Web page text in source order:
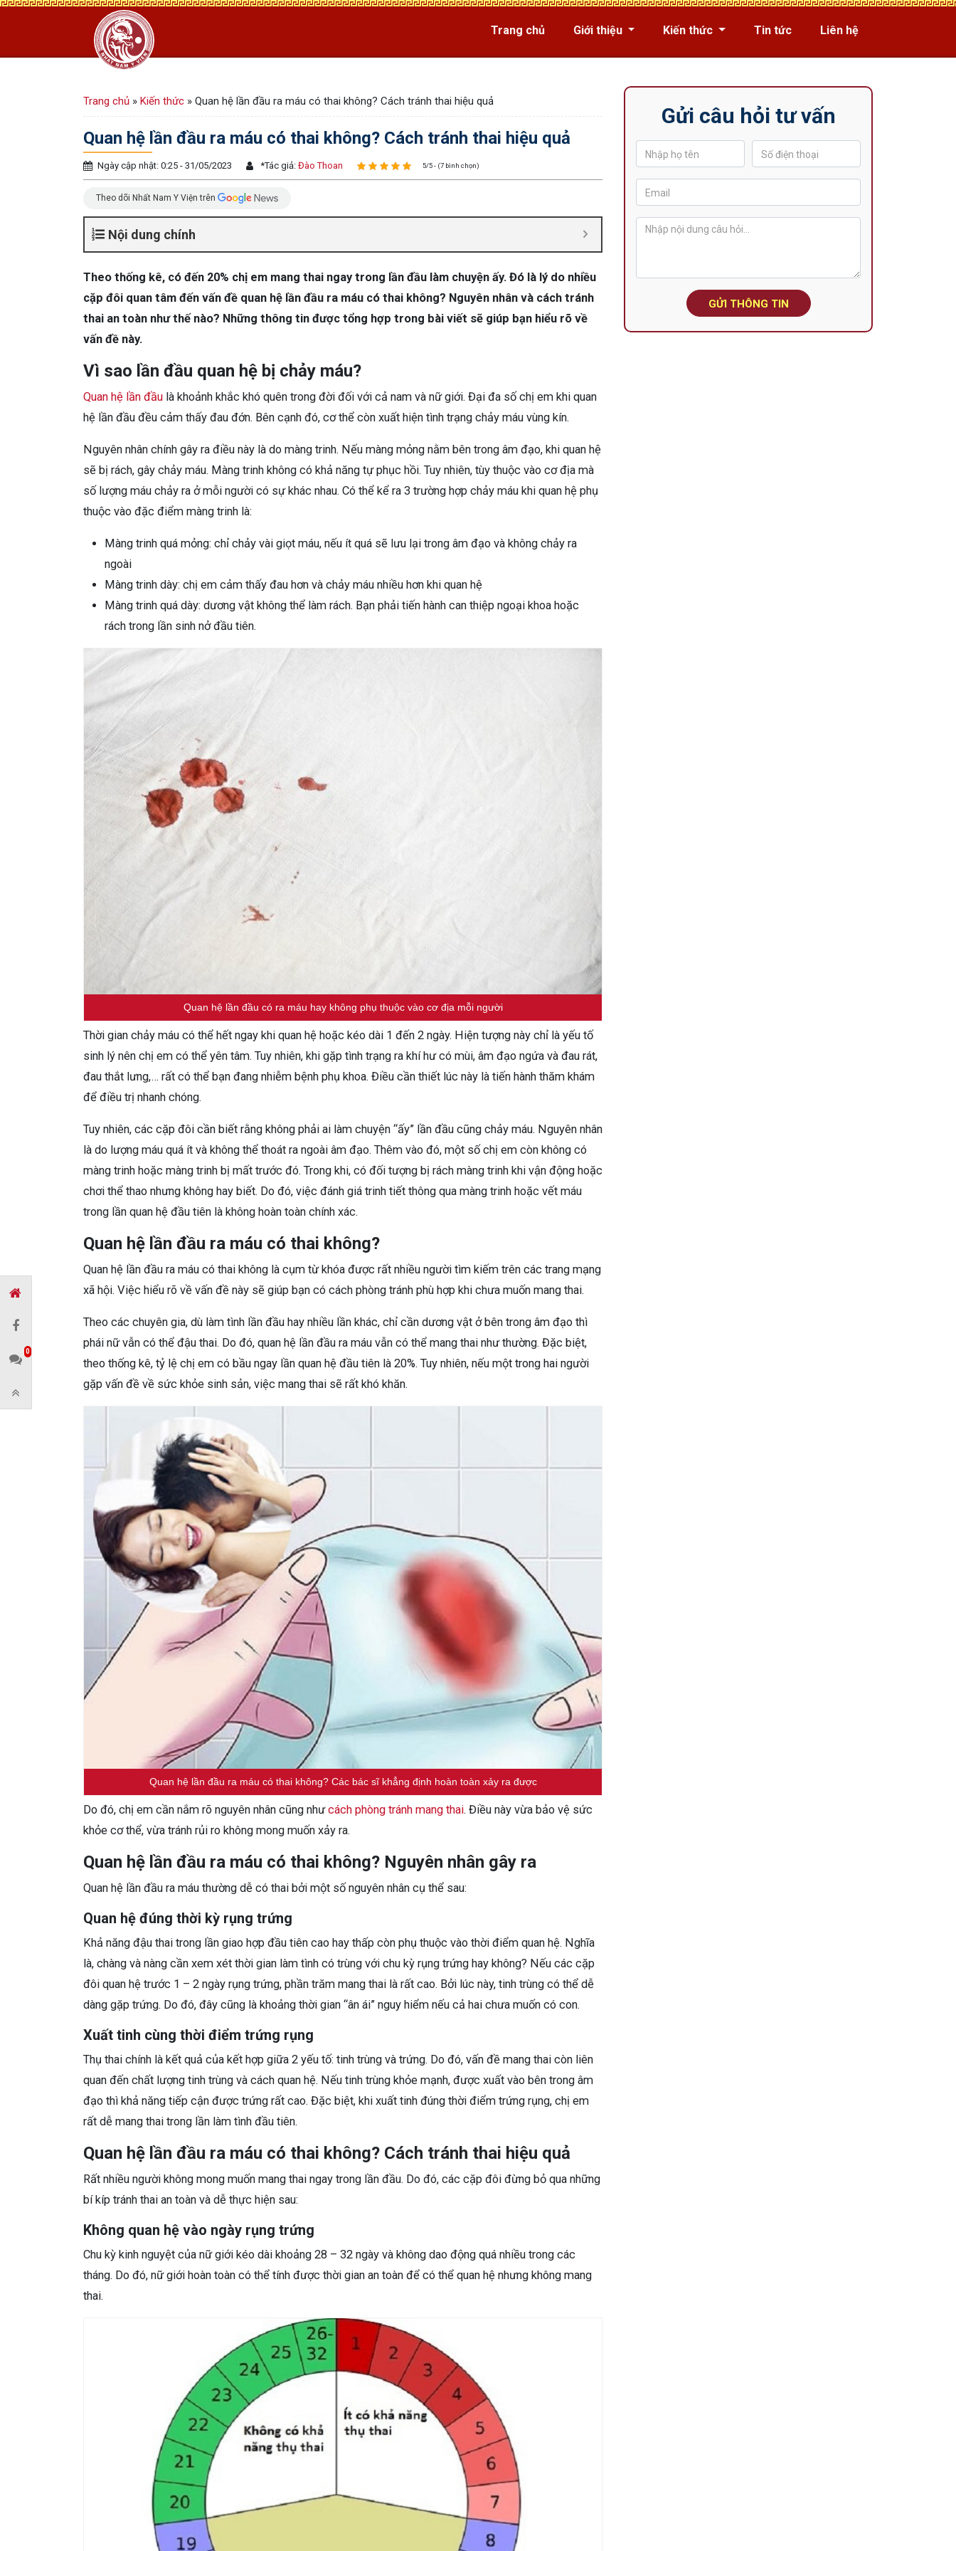
Trang chủ Giới thiệu Kiến thức Tin tức Liên hệ
Trang chủ » Kiến thức » Quan hệ lần đầu ra máu có thai không? Cách tránh thai hiệu quả
Quan hệ lần đầu ra máu có thai không? Cách tránh thai hiệu quả
Ngày cập nhật: 0:25 - 31/05/2023 *Tác giả: Đào Thoan 5/5 - (7 bình chọn)
Theo dõi Nhất Nam Y Viện trên
Nội dung chính
Theo thống kê, có đến 20% chị em mang thai ngay trong lần đầu làm chuyện ấy. Đó là lý do nhiều
cặp đôi quan tâm đến vấn đề quan hệ lần đầu ra máu có thai không? Nguyên nhân và cách tránh
thai an toàn như thế nào? Những thông tin được tổng hợp trong bài viết sẽ giúp bạn hiểu rõ về
vấn đề này.
Vì sao lần đầu quan hệ bị chảy máu?
Quan hệ lần đầu là khoảnh khắc khó quên trong đời đối với cả nam và nữ giới. Đại đa số chị em khi quan
hệ lần đầu đều cảm thấy đau đớn. Bên cạnh đó, cơ thể còn xuất hiện tình trạng chảy máu vùng kín.
Nguyên nhân chính gây ra điều này là do màng trinh. Nếu màng mỏng nằm bên trong âm đạo, khi quan hệ
sẽ bị rách, gây chảy máu. Màng trinh không có khả năng tự phục hồi. Tuy nhiên, tùy thuộc vào cơ địa mà
số lượng máu chảy ra ở mỗi người có sự khác nhau. Có thể kể ra 3 trường hợp chảy máu khi quan hệ phụ
thuộc vào đặc điểm màng trinh là:
Màng trinh quá mỏng: chỉ chảy vài giọt máu, nếu ít quá sẽ lưu lại trong âm đạo và không chảy ra
ngoài
Màng trinh dày: chị em cảm thấy đau hơn và chảy máu nhiều hơn khi quan hệ
Màng trinh quá dày: dương vật không thể làm rách. Bạn phải tiến hành can thiệp ngoại khoa hoặc
rách trong lần sinh nở đầu tiên.
Quan hệ lần đầu có ra máu hay không phụ thuộc vào cơ địa mỗi người
Thời gian chảy máu có thể hết ngay khi quan hệ hoặc kéo dài 1 đến 2 ngày. Hiện tượng này chỉ là yếu tố
sinh lý nên chị em có thể yên tâm. Tuy nhiên, khi gặp tình trạng ra khí hư có mùi, âm đạo ngứa và đau rát,
đau thắt lưng,… rất có thể bạn đang nhiễm bệnh phụ khoa. Điều cần thiết lúc này là tiến hành thăm khám
để điều trị nhanh chóng.
Tuy nhiên, các cặp đôi cần biết rằng không phải ai làm chuyện “ấy” lần đầu cũng chảy máu. Nguyên nhân
là do lượng máu quá ít và không thể thoát ra ngoài âm đạo. Thêm vào đó, một số chị em còn không có
màng trinh hoặc màng trinh bị mất trước đó. Trong khi, có đối tượng bị rách màng trinh khi vận động hoặc
chơi thể thao nhưng không hay biết. Do đó, việc đánh giá trinh tiết thông qua màng trinh hoặc vết máu
trong lần quan hệ đầu tiên là không hoàn toàn chính xác.
Quan hệ lần đầu ra máu có thai không?
Quan hệ lần đầu ra máu có thai không là cụm từ khóa được rất nhiều người tìm kiếm trên các trang mạng
xã hội. Việc hiểu rõ về vấn đề này sẽ giúp bạn có cách phòng tránh phù hợp khi chưa muốn mang thai.
Theo các chuyên gia, dù làm tình lần đầu hay nhiều lần khác, chỉ cần dương vật ở bên trong âm đạo thì
phái nữ vẫn có thể đậu thai. Do đó, quan hệ lần đầu ra máu vẫn có thể mang thai như thường. Đặc biệt,
theo thống kê, tỷ lệ chị em có bầu ngay lần quan hệ đầu tiên là 20%. Tuy nhiên, nếu một trong hai người
gặp vấn đề về sức khỏe sinh sản, việc mang thai sẽ rất khó khăn.
Quan hệ lần đầu ra máu có thai không? Các bác sĩ khẳng định hoàn toàn xảy ra được
Do đó, chị em cần nắm rõ nguyên nhân cũng nhưcách phòng tránh mang thai. Điều này vừa bảo vệ sức
khỏe cơ thể, vừa tránh rủi ro không mong muốn xảy ra.
Quan hệ lần đầu ra máu có thai không? Nguyên nhân gây ra
Quan hệ lần đầu ra máu thường dễ có thai bởi một số nguyên nhân cụ thể sau:
Quan hệ đúng thời kỳ rụng trứng
Khả năng đậu thai trong lần giao hợp đầu tiên cao hay thấp còn phụ thuộc vào thời điểm quan hệ. Nghĩa
là, chàng và nàng cần xem xét thời gian làm tình có trùng với chu kỳ rụng trứng hay không? Nếu các cặp
đôi quan hệ trước 1 – 2 ngày rụng trứng, phần trăm mang thai là rất cao. Bởi lúc này, tinh trùng có thể dễ
dàng gặp trứng. Do đó, đây cũng là khoảng thời gian “ân ái” nguy hiểm nếu cả hai chưa muốn có con.
Xuất tinh cùng thời điểm trứng rụng
Thụ thai chính là kết quả của kết hợp giữa 2 yếu tố: tinh trùng và trứng. Do đó, vấn đề mang thai còn liên
quan đến chất lượng tinh trùng và cách quan hệ. Nếu tinh trùng khỏe mạnh, được xuất vào bên trong âm
đạo thì khả năng tiếp cận được trứng rất cao. Đặc biệt, khi xuất tinh đúng thời điểm trứng rụng, chị em
rất dễ mang thai trong lần làm tình đầu tiên.
Quan hệ lần đầu ra máu có thai không? Cách tránh thai hiệu quả
Rất nhiều người không mong muốn mang thai ngay trong lần đầu. Do đó, các cặp đôi đừng bỏ qua những
bí kíp tránh thai an toàn và dễ thực hiện sau:
Không quan hệ vào ngày rụng trứng
Chu kỳ kinh nguyệt của nữ giới kéo dài khoảng 28 – 32 ngày và không dao động quá nhiều trong các
tháng. Do đó, nữ giới hoàn toàn có thể tính được thời gian an toàn để có thể quan hệ nhưng không mang
thai.
Gửi câu hỏi tư vấn
GỬI THÔNG TIN
0